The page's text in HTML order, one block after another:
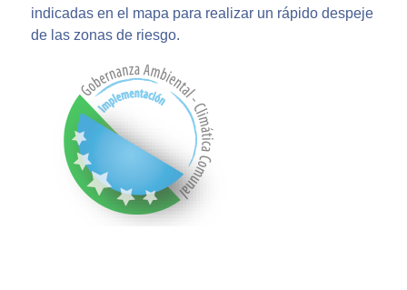
indicadas en el mapa para realizar un rápido despeje
de las zonas de riesgo.